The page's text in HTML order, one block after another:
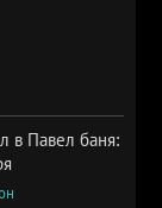
в Павел баня: